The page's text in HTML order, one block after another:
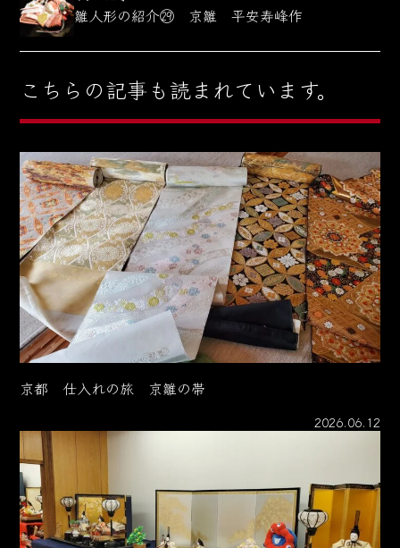
雛人形の紹介㉙ 京雛 平安寿峰作
こちらの記事も読まれています。
京都 仕入れの旅 京雛の帯
2026.06.12